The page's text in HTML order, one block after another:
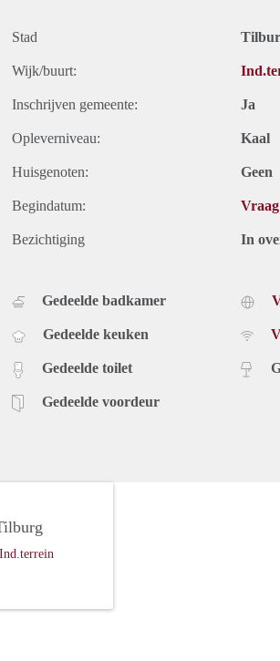
Stad
Wijk/buurt:
Inschrijven gemeente: Ja
Opleverniveau: Kaal
Huisgenoten: Geen
Begindatum:
Bezichtiging In
Gedeelde badkamer
Gedeelde keuken
Gedeelde toilet
Gedeelde voordeur